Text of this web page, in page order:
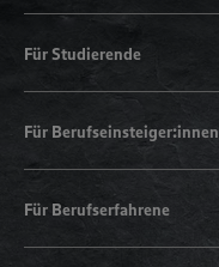
Für Studierende
Für Berufseinsteiger:innen
Für Berufserfahrene